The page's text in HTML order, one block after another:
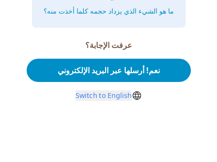
ما هو الشيء الذي يزداد حجمه كلما أخذت منه؟
عرفت الإجابة؟
نعم! أرسلها عبر البريد الإلكتروني
Switch to English